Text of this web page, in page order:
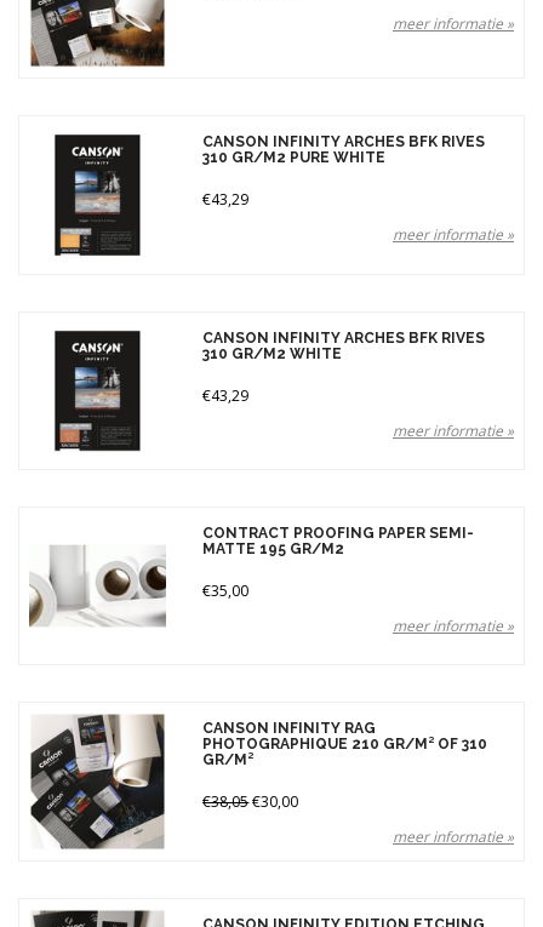
meer informatie »
CANSON INFINITY ARCHES BFK RIVES
310 GR/M2 PURE WHITE
€43,29
meer informatie »
CANSON INFINITY ARCHES BFK RIVES
310 GR/M2 WHITE
€43,29
meer informatie »
CONTRACT PROOFING PAPER SEMI-
MATTE 195 GR/M2
€35,00
meer informatie »
CANSON INFINITY RAG
PHOTOGRAPHIQUE 210 GR/M² OF 310
GR/M²
€38,05€30,00
meer informatie »